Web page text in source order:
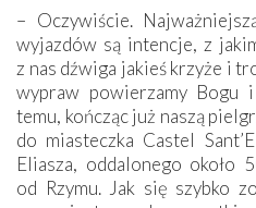
– Oczywiście.
wyjazdów są intencje, z
z nas dźwiga jakieś krzyże i
wypraw powierzamy Bogu
temu, kończąc już naszą
do miasteczka Castel
Eliasza, oddalonego około
od Rzymu. Jak się szybko